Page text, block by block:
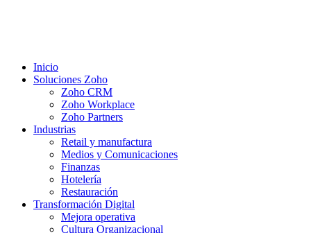
Inicio
Soluciones Zoho
Zoho CRM
Zoho Workplace
Zoho Partners
Industrias
Retail y manufactura
Medios y Comunicaciones
Finanzas
Hotelería
Restauración
Transformación Digital
Mejora operativa
Cultura Organizacional